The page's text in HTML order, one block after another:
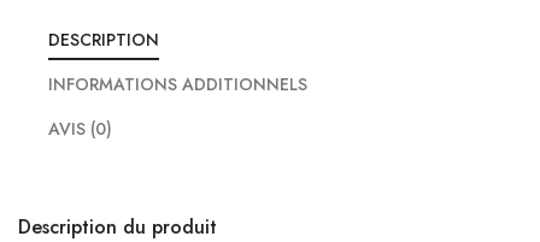
DESCRIPTION
INFORMATIONS ADDITIONNELS
AVIS (0)
Description du produit